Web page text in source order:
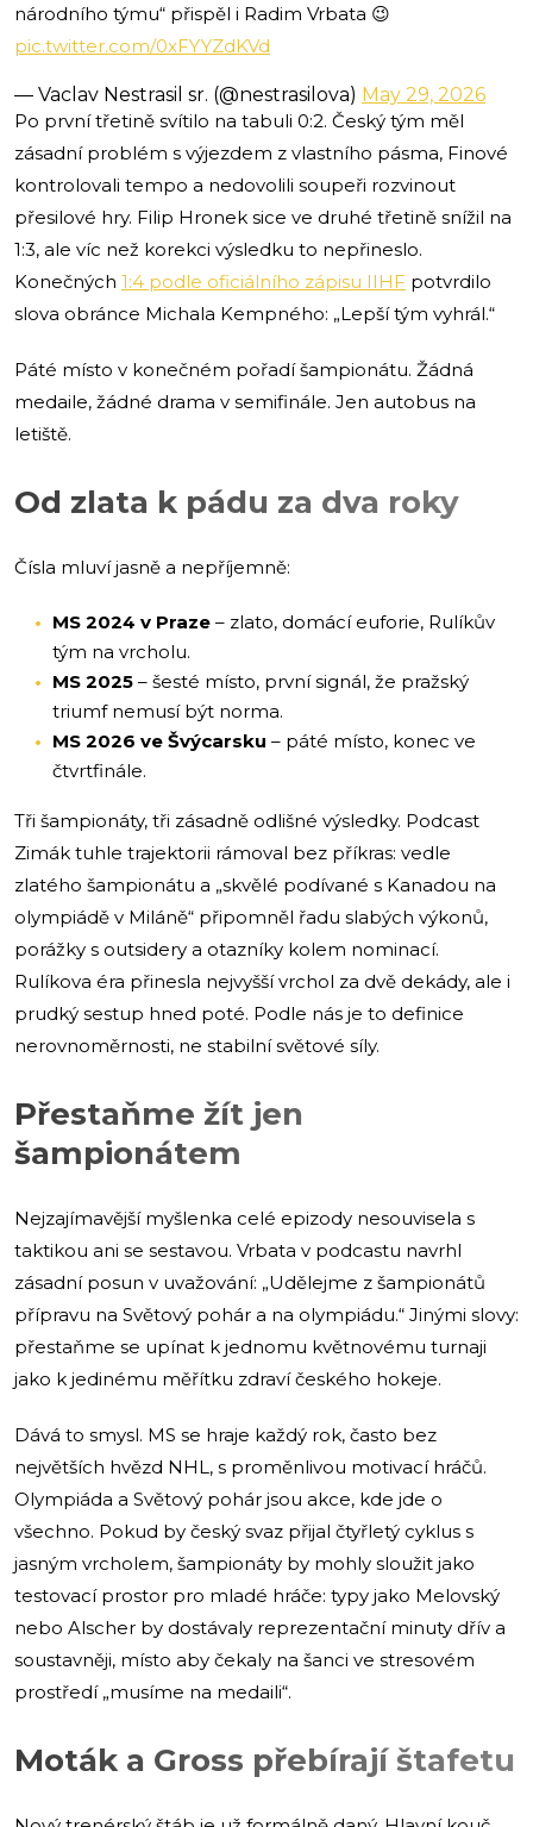
národního týmu“ přispěl i Radim Vrbata 😉
pic.twitter.com/0xFYYZdKVd
— Vaclav Nestrasil sr. (@nestrasilova) May 29, 2026
Po první třetině svítilo na tabuli 0:2. Český tým měl
zásadní problém s výjezdem z vlastního pásma, Finové
kontrolovali tempo a nedovolili soupeři rozvinout
přesilové hry. Filip Hronek sice ve druhé třetině snížil na
1:3, ale víc než korekci výsledku to nepřineslo.
Konečných 1:4 podle oficiálního zápisu IIHF potvrdilo
slova obránce Michala Kempného: „Lepší tým vyhrál.“
Páté místo v konečném pořadí šampionátu. Žádná
medaile, žádné drama v semifinále. Jen autobus na
letiště.
Od zlata k pádu za dva roky
Čísla mluví jasně a nepříjemně:
MS 2024 v Praze – zlato, domácí euforie, Rulíkův
tým na vrcholu.
MS 2025 – šesté místo, první signál, že pražský
triumf nemusí být norma.
MS 2026 ve Švýcarsku – páté místo, konec ve
čtvrtfinále.
Tři šampionáty, tři zásadně odlišné výsledky. Podcast
Zimák tuhle trajektorii rámoval bez příkras: vedle
zlatého šampionátu a „skvělé podívané s Kanadou na
olympiádě v Miláně“ připomněl řadu slabých výkonů,
porážky s outsidery a otazníky kolem nominací.
Rulíkova éra přinesla nejvyšší vrchol za dvě dekády, ale i
prudký sestup hned poté. Podle nás je to definice
nerovnoměrnosti, ne stabilní světové síly.
Přestaňme žít jen
šampionátem
Nejzajímavější myšlenka celé epizody nesouvisela s
taktikou ani se sestavou. Vrbata v podcastu navrhl
zásadní posun v uvažování: „Udělejme z šampionátů
přípravu na Světový pohár a na olympiádu.“ Jinými slovy:
přestaňme se upínat k jednomu květnovému turnaji
jako k jedinému měřítku zdraví českého hokeje.
Dává to smysl. MS se hraje každý rok, často bez
největších hvězd NHL, s proměnlivou motivací hráčů.
Olympiáda a Světový pohár jsou akce, kde jde o
všechno. Pokud by český svaz přijal čtyřletý cyklus s
jasným vrcholem, šampionáty by mohly sloužit jako
testovací prostor pro mladé hráče: typy jako Melovský
nebo Alscher by dostávaly reprezentační minuty dřív a
soustavněji, místo aby čekaly na šanci ve stresovém
prostředí „musíme na medaili“.
Moták a Gross přebírají štafetu